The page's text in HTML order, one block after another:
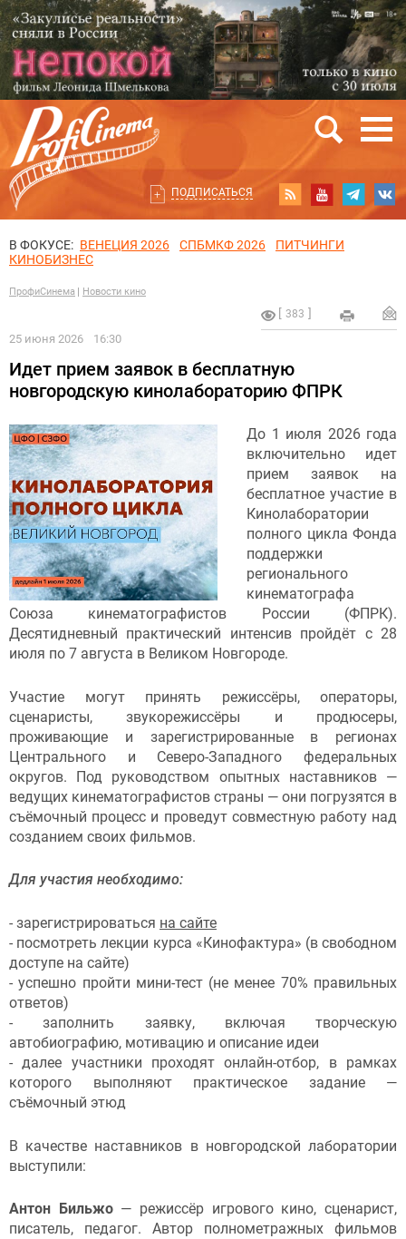
ПОДПИСАТЬСЯ
В ФОКУСЕ: ВЕНЕЦИЯ 2026 СПБМКФ 2026
ПИТЧИНГИ
КИНОБИЗНЕС
ПрофиСинема Новости кино
383
25 июня 2026 16:30
Идет прием заявок в бесплатную
новгородскую кинолабораторию ФПРК
До 1 июля 2026 года
включительно идет
прием заявок на
бесплатное участие в
Кинолаборатории
полного цикла Фонда
поддержки
регионального
кинематографа
Союза кинематографистов России (ФПРК).
Десятидневный практический интенсив пройдёт с 28
июля по 7 августа в Великом Новгороде.
Участие могут принять режиссёры, операторы,
сценаристы, звукорежиссёры и продюсеры,
проживающие и зарегистрированные в регионах
Центрального и Северо-Западного федеральных
округов. Под руководством опытных наставников —
ведущих кинематографистов страны — они погрузятся в
съёмочный процесс и проведут совместную работу над
созданием своих фильмов.
Для участия необходимо:
- зарегистрироваться на сайте
- посмотреть лекции курса «Кинофактура» (в свободном
доступе на сайте)
- успешно пройти мини-тест (не менее 70% правильных
ответов)
- заполнить заявку, включая творческую
автобиографию, мотивацию и описание идеи
- далее участники проходят онлайн-отбор, в рамках
которого выполняют практическое задание —
съёмочный этюд
В качестве наставников в новгородской лаборатории
выступили:
Антон Бильжо— режиссёр игрового кино, сценарист,
писатель, педагог. Автор полнометражных фильмов